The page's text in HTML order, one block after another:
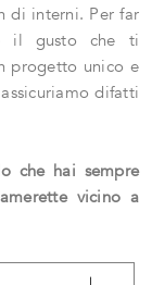
di interni. Per far
il gusto che ti
progetto unico e
difatti
che hai sempre
vicino a